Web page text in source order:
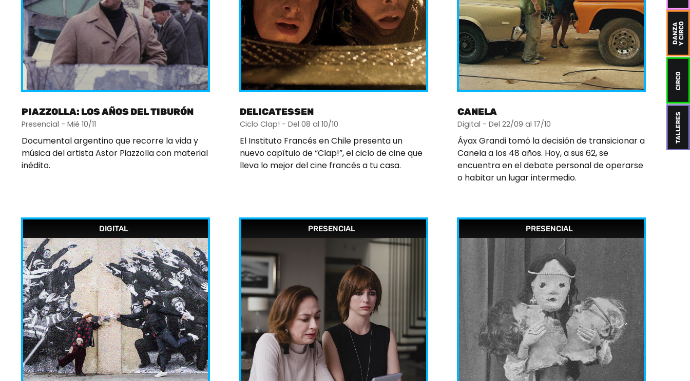
DANZAY CIRCO
CIRCO
TALLERES
PIAZZOLLA: LOS AÑOS DEL TIBURÓN
Presencial - Mié 10/11
Documental argentino que recorre la vida y
música del artista Astor Piazzolla con material
inédito.
DELICATESSEN
Ciclo Clap! - Del 08 al 10/10
El Instituto Francés en Chile presenta un
nuevo capítulo de “Clap!”, el ciclo de cine que
lleva lo mejor del cine francés a tu casa.
CANELA
Digital - Del 22/09 al 17/10
Áyax Grandi tomó la decisión de transicionar a
Canela a los 48 años. Hoy, a sus 62, se
encuentra en el debate personal de operarse
o habitar un lugar intermedio.
DIGITAL PRESENCIAL PRESENCIAL